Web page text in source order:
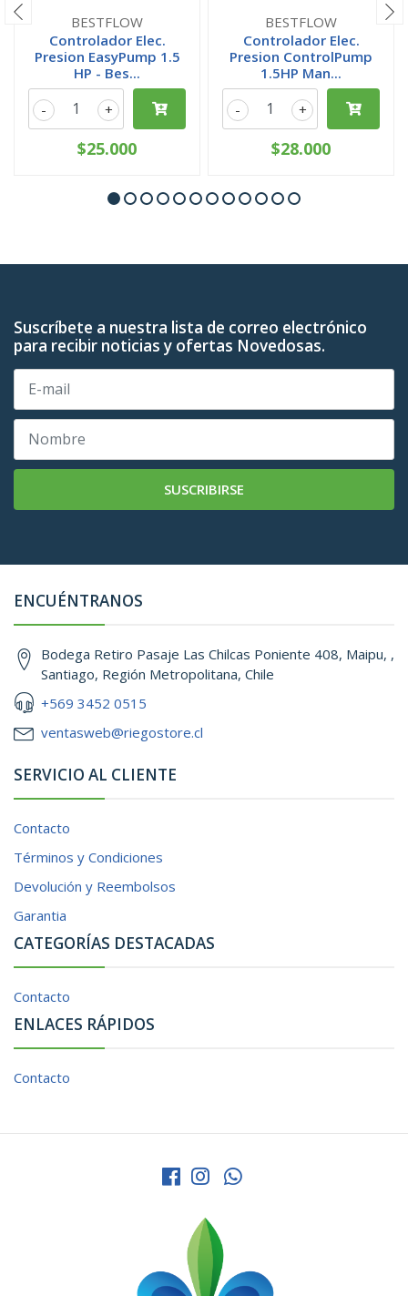
BESTFLOW
Controlador Elec.
Presion EasyPump 1.5
HP - Bes...
+
-
$25.000
BESTFLOW
Controlador Elec.
Presion ControlPump
1.5HP Man...
+
-
$28.000
Suscríbete a nuestra lista de correo electrónico
para recibir noticias y ofertas Novedosas.
SUSCRIBIRSE
ENCUÉNTRANOS
Bodega Retiro Pasaje Las Chilcas Poniente 408, Maipu, ,
Santiago, Región Metropolitana, Chile
+569 3452 0515
ventasweb@riegostore.cl
SERVICIO AL CLIENTE
Contacto
Términos y Condiciones
Devolución y Reembolsos
Garantia
CATEGORÍAS DESTACADAS
Contacto
ENLACES RÁPIDOS
Contacto